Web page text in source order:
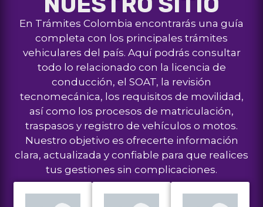
En Trámites Colombia encontrarás una guía
completa con los principales trámites
vehiculares del país. Aquí podrás consultar
todo lo relacionado con la licencia de
conducción, el SOAT, la revisión
tecnomecánica, los requisitos de movilidad,
así como los procesos de matriculación,
traspasos y registro de vehículos o motos.
Nuestro objetivo es ofrecerte información
clara, actualizada y confiable para que realices
tus gestiones sin complicaciones.